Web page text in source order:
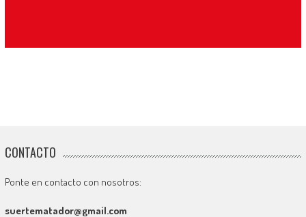
CONTACTO
Ponte en contacto con nosotros:
suertematador@gmail.com